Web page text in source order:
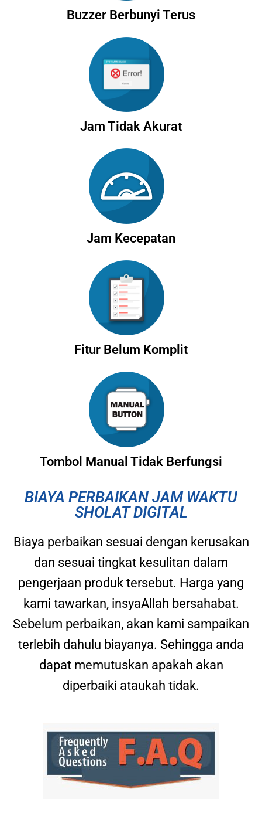
Buzzer Berbunyi Terus
Jam Tidak Akurat
Jam Kecepatan
Fitur Belum Komplit
Tombol Manual Tidak Berfungsi
BIAYA PERBAIKAN JAM WAKTU
SHOLAT DIGITAL
Biaya perbaikan sesuai dengan kerusakan
dan sesuai tingkat kesulitan dalam
pengerjaan produk tersebut. Harga yang
kami tawarkan, insyaAllah bersahabat.
Sebelum perbaikan, akan kami sampaikan
terlebih dahulu biayanya. Sehingga anda
dapat memutuskan apakah akan
diperbaiki ataukah tidak.